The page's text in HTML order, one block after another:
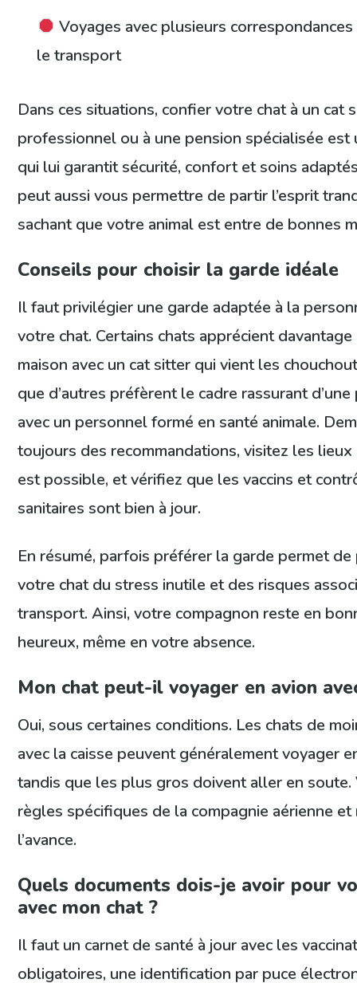
Voyages avec plusieurs
le transport
Dans ces situations, confier votre chat à un cat
professionnel ou à une pension spécialisée
qui lui garantit sécurité, confort et soins
peut aussi vous permettre de partir l’esprit
sachant que votre animal est entre de bonnes
Conseils pour choisir la garde idéale
Il faut privilégier une garde adaptée à la
votre chat. Certains chats apprécient
maison avec un cat sitter qui vient les
que d’autres préfèrent le cadre rassurant
avec un personnel formé en santé animale.
toujours des recommandations, visitez les lieux
est possible, et vérifiez que les vaccins et
sanitaires sont bien à jour.
En résumé, parfois préférer la garde permet
votre chat du stress inutile et des risques
transport. Ainsi, votre compagnon reste en
heureux, même en votre absence.
Mon chat peut-il voyager en avion
Oui, sous certaines conditions. Les chats de
avec la caisse peuvent généralement voyager
tandis que les plus gros doivent aller en
règles spécifiques de la compagnie aérienne et
l’avance.
Quels documents dois-je avoir pour
avec mon chat ?
Il faut un carnet de santé à jour avec les
obligatoires, une identification par puce